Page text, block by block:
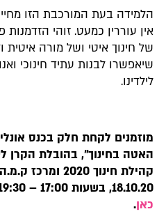
הלמידה בעת המורכבת הזו
אין עוררין כמעט. זוהי
של חינוך איטי ושל מורה איטית
שיאפשרו לבנות עתיד חינוכי
לילדינו.
מוזמנים לקחת חלק בכנס
האטה בחינוך", בהובלת הקרן
קהילת חינוך
18.10.20, בשעות 17:00 – 19:30.
כאן.